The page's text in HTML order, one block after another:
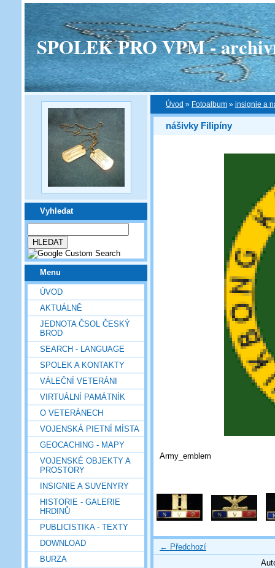
SPOLEK PRO VPM -
Vyhledat
Menu
ÚVOD
AKTUÁLNĚ
JEDNOTA ČSOL ČESKÝ
BROD
SEARCH - LANGUAGE
SPOLEK A KONTAKTY
VÁLEČNÍ VETERÁNI
VIRTUÁLNÍ PAMÁTNÍK
O VETERÁNECH
VOJENSKÁ PIETNÍ MÍSTA
GEOCACHING - MAPY
VOJENSKÉ OBJEKTY A
PROSTORY
INSIGNIE A SUVENYRY
HISTORIE - GALERIE
HRDINŮ
PUBLICISTIKA - TEXTY
DOWNLOAD
BURZA
Úvod » Fotoalbum » insignie a
nášivky Filipíny
Army_emblem
← Předchozí